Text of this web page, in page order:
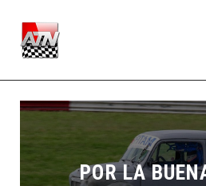
POR LA